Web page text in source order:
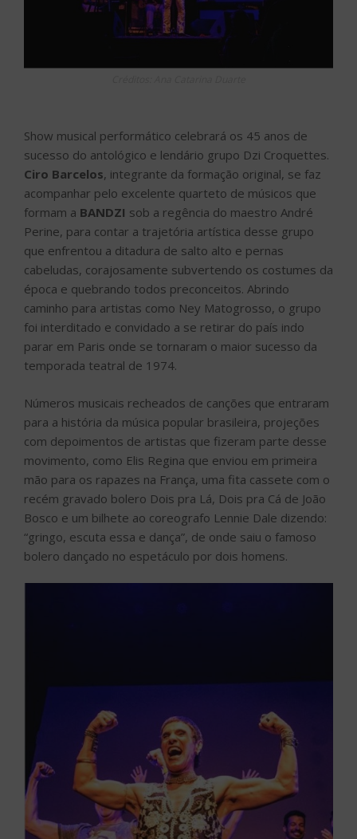
Show musical performático celebrará os 45 anos de
sucesso do antológico e lendário grupo Dzi Croquettes.
Ciro Barcelos, integrante da formação original, se faz
acompanhar pelo excelente quarteto de músicos que
formam a BANDZI sob a regência do maestro André
Perine, para contar a trajetória artística desse grupo
que enfrentou a ditadura de salto alto e pernas
cabeludas, corajosamente subvertendo os costumes da
época e quebrando todos preconceitos. Abrindo
caminho para artistas como Ney Matogrosso, o grupo
foi interditado e convidado a se retirar do país indo
parar em Paris onde se tornaram o maior sucesso da
temporada teatral de 1974.
Números musicais recheados de canções que entraram
para a história da música popular brasileira, projeções
com depoimentos de artistas que fizeram parte desse
movimento, como Elis Regina que enviou em primeira
mão para os rapazes na França, uma fita cassete com o
recém gravado bolero Dois pra Lá, Dois pra Cá de João
Bosco e um bilhete ao coreografo Lennie Dale dizendo:
“gringo, escuta essa e dança”, de onde saiu o famoso
bolero dançado no espetáculo por dois homens.